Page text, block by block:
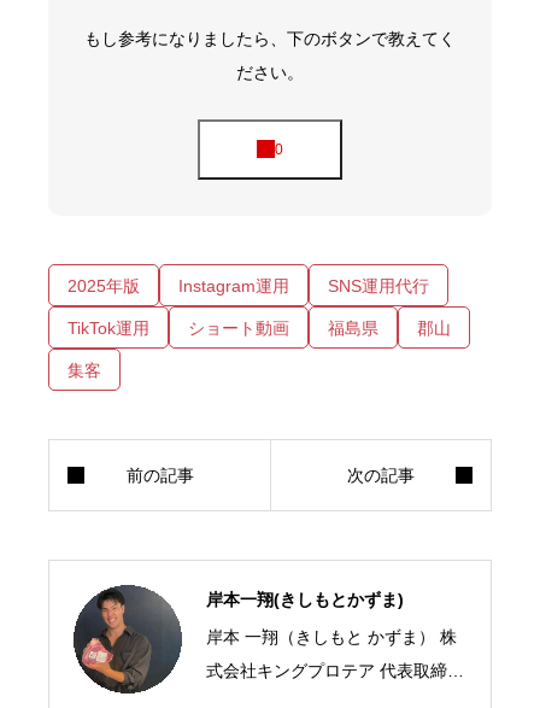
もし参考になりましたら、下のボタンで教えてく
ださい。
2025年版 Instagram運用 SNS運用代行
TikTok運用 ショート動画 福島県 郡山
集客
岸本一翔(きしもとかずま)
岸本 一翔（きしもと かずま） 株
式会社キングプロテア 代表取締役